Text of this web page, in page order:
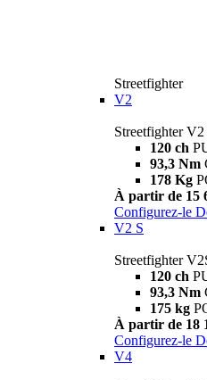
Streetfighter
V2
Streetfighter V2
120 ch
93,3 Nm
178 Kg
À partir de 15
Configurez-le
V2 S
Streetfighter
120 ch
93,3 Nm
175 kg
À partir de 18
Configurez-le
V4